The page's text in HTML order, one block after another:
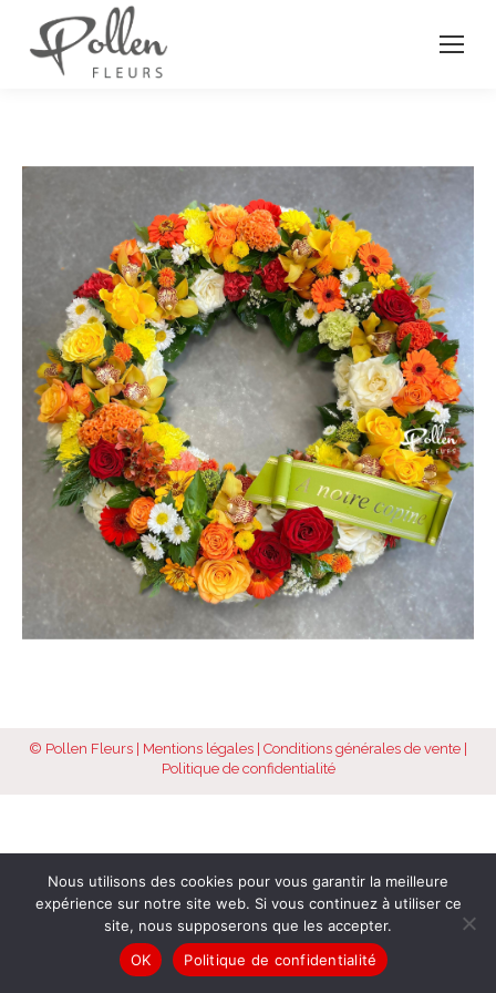
© Pollen Fleurs | Mentions légales | Conditions générales de vente |
Politique de confidentialité
Nous utilisons des cookies pour vous garantir la meilleure
expérience sur notre site web. Si vous continuez à utiliser ce
site, nous supposerons que les accepter.
OK
Politique de confidentialité